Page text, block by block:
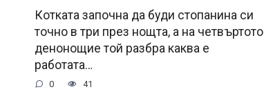
Котката започна да буди стопанина си
точно в три през нощта, а на четвъртото
денонощие той разбра каква е
работата…
0 41